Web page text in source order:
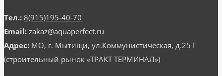
Тел.: 8(915)195-40-70
Email: zakaz@aquaperfect.ru
Адрес: МО, г. Мытищи, ул.Коммунистическая, д.25 Г
(строительный рынок «ТРАКТ ТЕРМИНАЛ»)